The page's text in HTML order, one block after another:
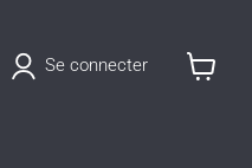
Se connecter